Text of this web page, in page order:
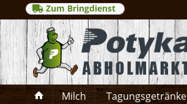
Zum Bringdienst
Milch Tagungsgetränke